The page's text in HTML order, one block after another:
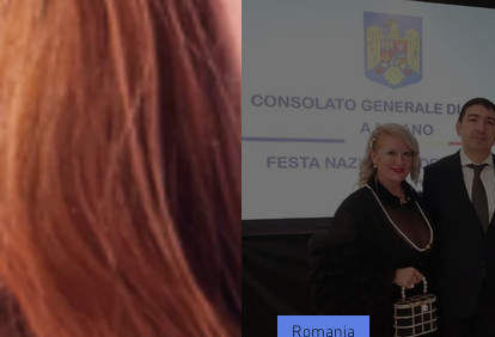
Romania